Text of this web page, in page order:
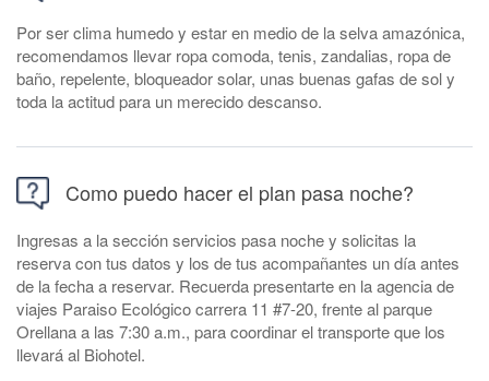
Por ser clima humedo y estar en medio de la selva amazónica,
recomendamos llevar ropa comoda, tenis, zandalias, ropa de
baño, repelente, bloqueador solar, unas buenas gafas de sol y
toda la actitud para un merecido descanso.
Como puedo hacer el plan pasa noche?
Ingresas a la sección servicios pasa noche y solicitas la
reserva con tus datos y los de tus acompañantes un día antes
de la fecha a reservar. Recuerda presentarte en la agencia de
viajes Paraiso Ecológico carrera 11 #7-20, frente al parque
Orellana a las 7:30 a.m., para coordinar el transporte que los
llevará al Biohotel.